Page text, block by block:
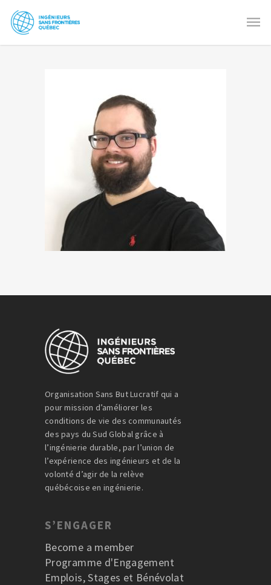
Organisation Sans But Lucratif qui a
pour mission d’améliorer les
conditions de vie des communautés
des pays du Sud Global grâce à
l’ingénierie durable, par l’union de
l’expérience des ingénieurs et de la
volonté d’agir de la relève
québécoise en ingénierie.
S’ENGAGER
Become a member
Programme d'Engagement
Emplois, Stages et Bénévolat